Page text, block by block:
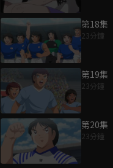
第18集
23分鐘
第19集
23分鐘
第20集
23分鐘